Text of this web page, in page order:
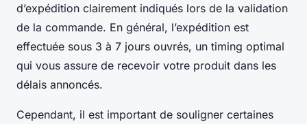
d’expédition clairement indiqués lors de la validation
de la commande. En général, l’expédition est
effectuée sous 3 à 7 jours ouvrés, un timing optimal
qui vous assure de recevoir votre produit dans les
délais annoncés.
Cependant, il est important de souligner certaines